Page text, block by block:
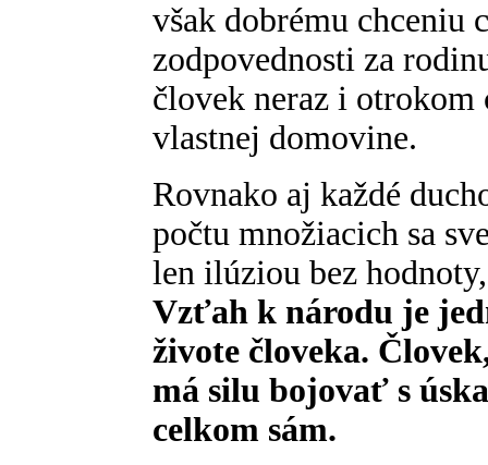
však dobrému chceniu
zodpovednosti za
človek neraz i otrokom
vlastnej domovine.
Rovnako aj každé
počtu množiacich sa
len ilúziou bez
Vzťah k národu je
živote človeka.
má silu bojovať s
celkom sám.